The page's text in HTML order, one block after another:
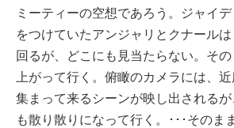
ミーティーの空想であろう。ジャイ
をつけていたアンジャリとクナール
回るが、どこにも見当たらない。そ
上がって行く。俯瞰のカメラには、
集まって来るシーンが映し出される
も散り散りになって行く。･･･そのま